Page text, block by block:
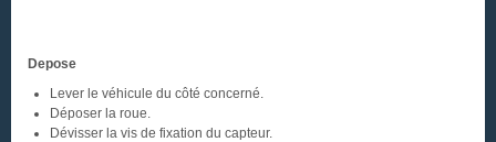
Depose
Lever le véhicule du côté concerné.
Déposer la roue.
Dévisser la vis de fixation du capteur.